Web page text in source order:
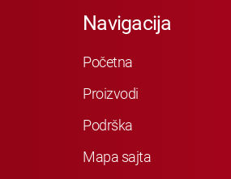
Navigacija
Početna
Proizvodi
Podrška
Mapa sajta